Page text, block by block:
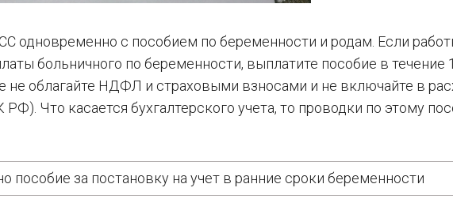
одновременно с пособием по беременности и родам. Если
больничного по беременности, выплатите пособие в течение
не облагайте НДФЛ и страховыми взносами и не включайте в
РФ). Что касается бухгалтерского учета, то проводки по этому
пособие за постановку на учет в ранние сроки беременности